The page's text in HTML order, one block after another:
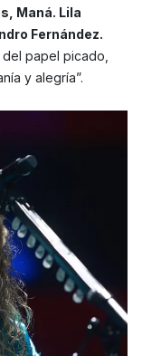
Maná. Lila
Fernández.
papel picado,
y alegría”.